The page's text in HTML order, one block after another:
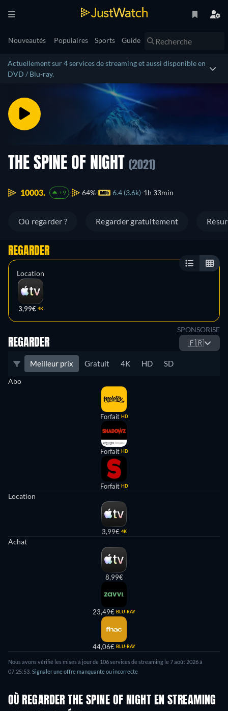
Nouveautés Populaires Sports Guide
Actuellement sur 4 services de streaming et aussi disponible en
DVD / Blu-ray.
THE SPINE OF NIGHT (2021)
10003. +9 64% 6.4 (3.6k) 1h 33min
Où regarder ? Regarder gratuitement
REGARDER
Location
3,99€ 4K
SPONSORISE
REGARDER 🇫🇷
Meilleur prix Gratuit 4K HD SD
Abo
Forfait HD
Forfait HD
Forfait HD
Location
3,99€ 4K
Achat
8,99€
23,49€ BLU-RAY
44,06€ BLU-RAY
Nous avons vérifié les mises à jour de 106 services de streaming le 7 août 2026 à
07:25:53. Signaler une offre manquante ou incorrecte
OÙ REGARDER THE SPINE OF NIGHT EN STREAMING